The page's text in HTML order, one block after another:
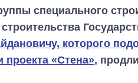
специального
строительства
которого
проекта «Стена»,